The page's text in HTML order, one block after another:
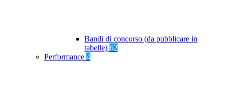
Bandi di concorso (da pubblicare in
tabelle) 62
Performance 4